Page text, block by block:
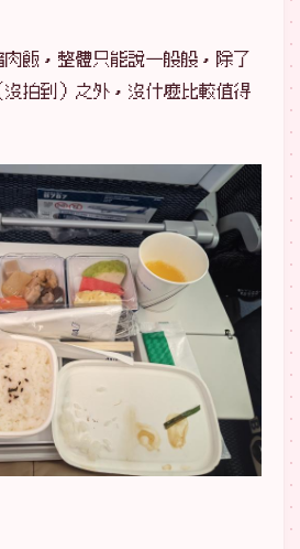
飯，整體只能說一般般，除了
拍到）之外，沒什麼比較值得